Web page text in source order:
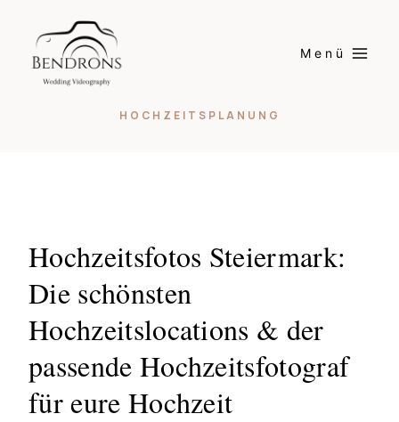
content
Menü
HOCHZEITSPLANUNG
Hochzeitsfotos Steiermark:
Die schönsten
Hochzeitslocations & der
passende Hochzeitsfotograf
für eure Hochzeit